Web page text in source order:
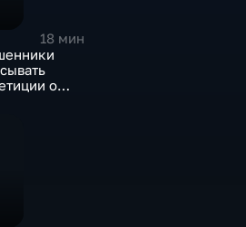
18 мин
о